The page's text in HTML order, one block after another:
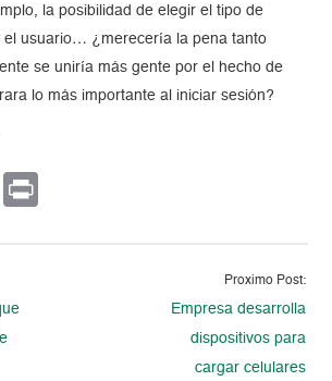
la posibilidad de elegir el tipo de
el usuario… ¿merecería la pena tanto
se uniría más gente por el hecho de
lo más importante al iniciar sesión?
LinkedIn
Proximo Post:
Empresa desarrolla
dispositivos para
cargar celulares